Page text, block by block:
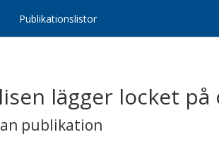
Publikationslistor
lägger locket
publikation